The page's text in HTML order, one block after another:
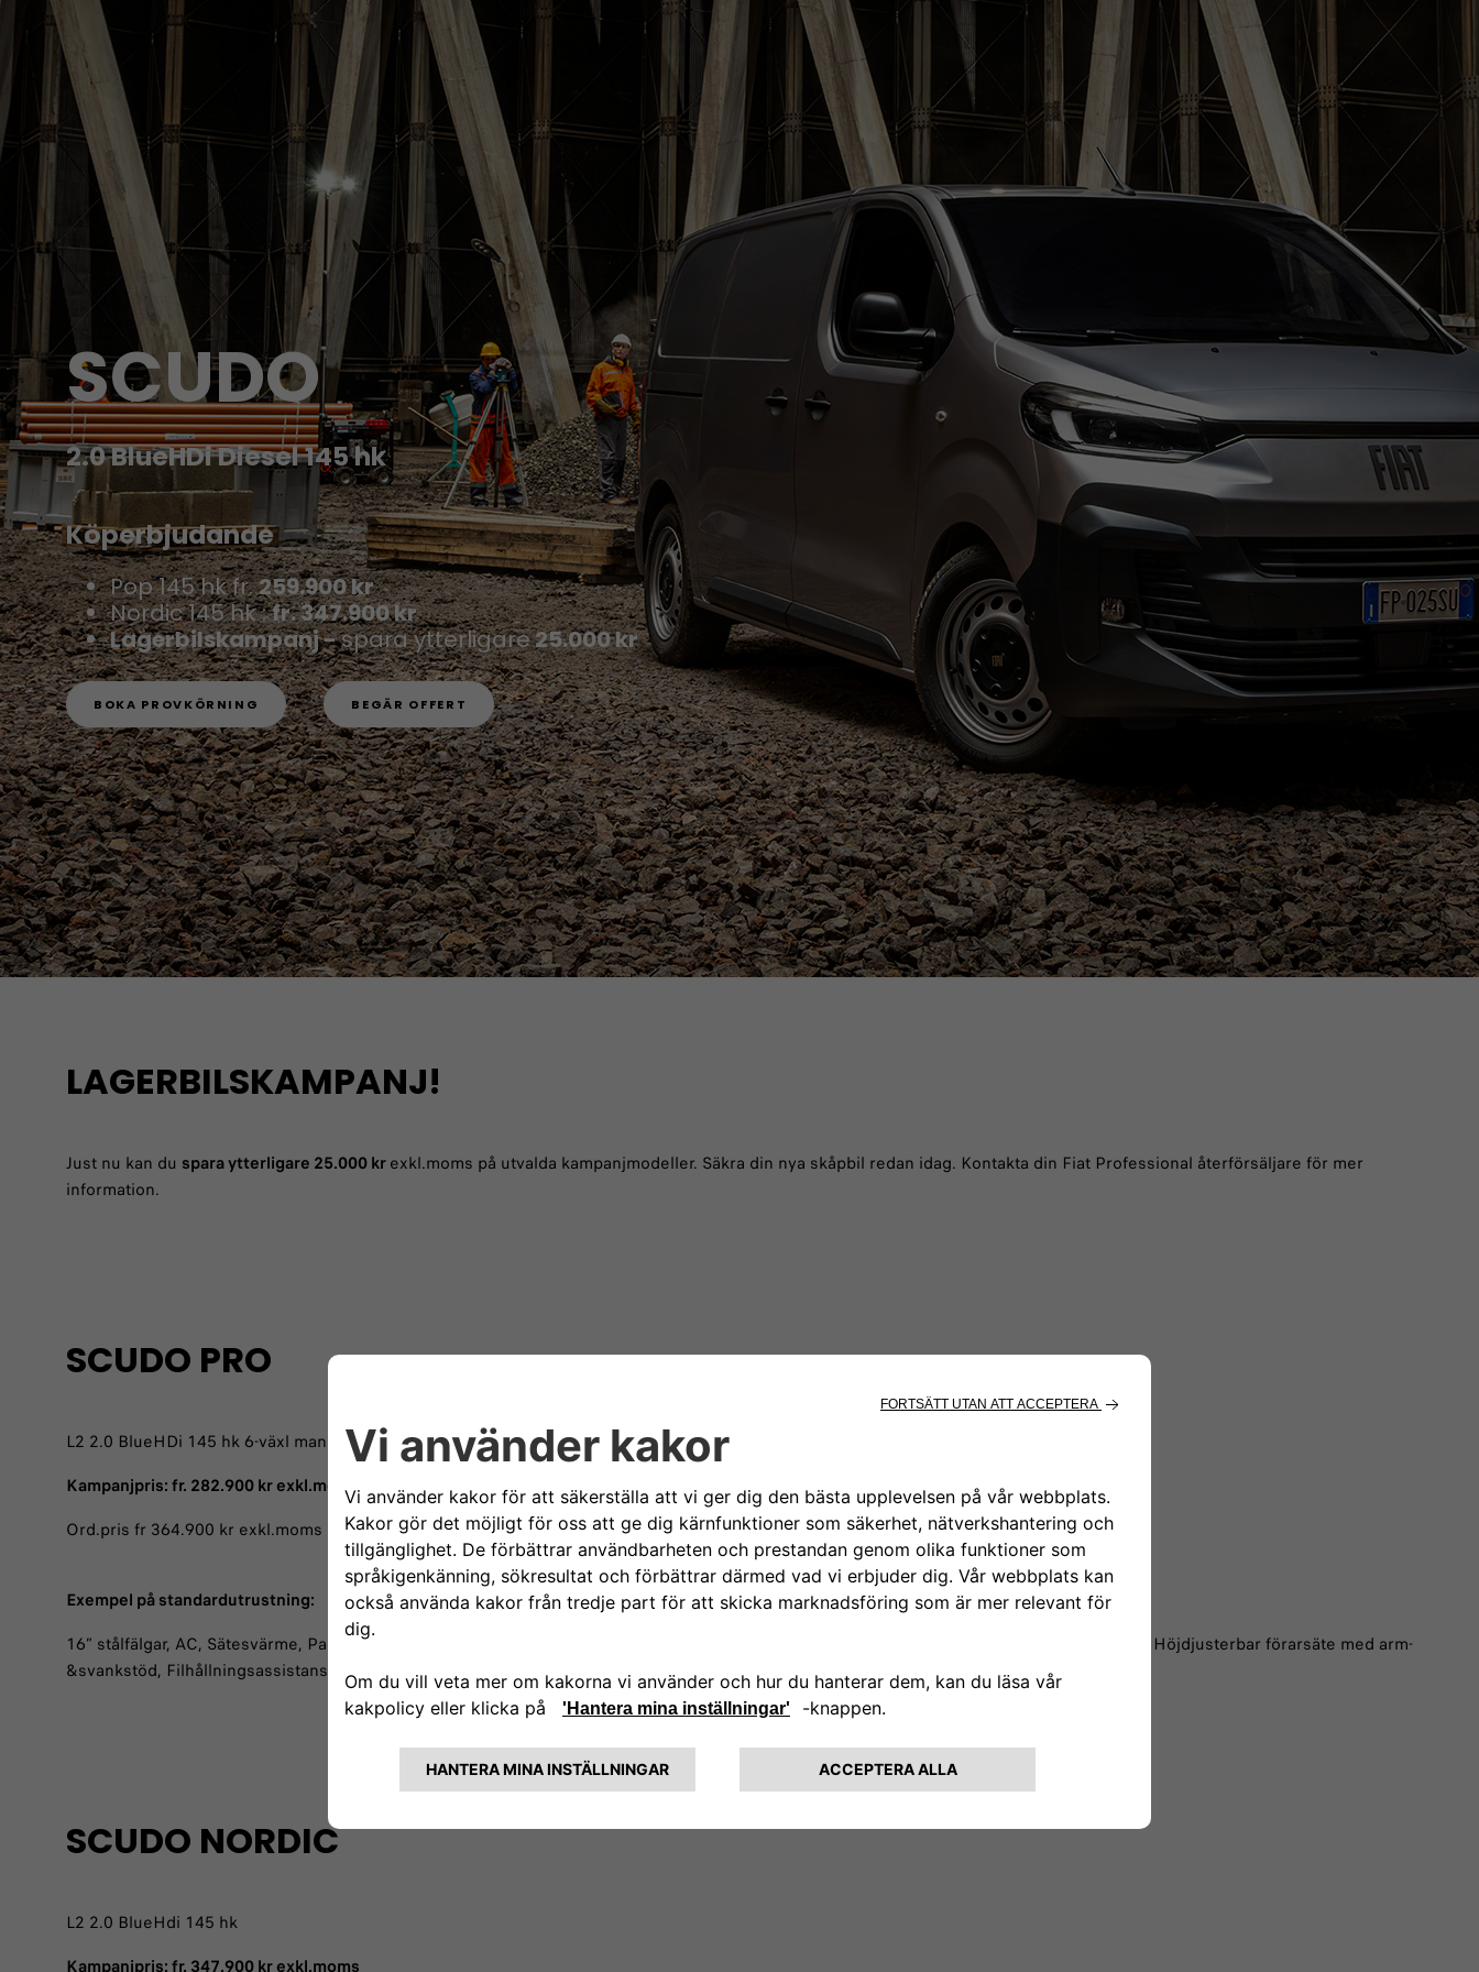
SCUDO
2.0 BlueHDi Diesel 145 hk
Köperbjudande
Pop 145 hk fr.259.900 kr
Nordic 145 hk :fr. 347.900 kr
Lagerbilskampanj -spara ytterligare25.000 kr
BOKA PROVKÖRNING BEGÄR OFFERT
LAGERBILSKAMPANJ!
Just nu kan du spara ytterligare 25.000 krexkl.moms på utvalda kampanjmodeller. Säkra din nya skåpbil redan idag. Kontakta din Fiat Professional återförsäljare för mer
information.
SCUDO PRO
L2 2.0 BlueHDi 145 hk 6-växl man
Kampanjpris: fr. 282.900 kr exkl.moms
Ord.pris fr 364.900 kr exkl.moms
Exempel på standardutrustning:
16” stålfälgar, AC, Sätesvärme, Parkeringssensorer bak, Skjutdörr på högersida, 2 sits passagerarsoffa med förvaringsutrymme, Farthållare, Höjdjusterbar förarsäte med arm-
&svankstöd, Filhållningsassistans, Hastighetskyltigenkänning, Aktiv nödbroms, Helljusassistans m.m
SCUDO NORDIC
L2 2.0 BlueHdi 145 hk
Kampanjpris: fr. 347.900 kr exkl.moms